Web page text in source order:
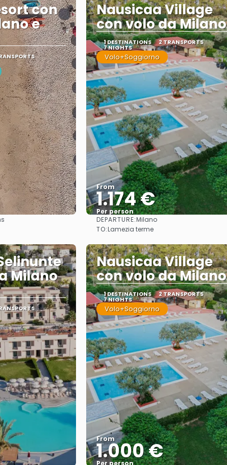
con
e
Nausicaa Village
con volo da Milano
1 DESTINATIONS 2 TRANSPORTS
7 NIGHTS
Volo+Soggiorno
From
1.174 €
Per person
DEPARTURE:Milano
TO:Lamezia terme
Milano
Nausicaa Village
con volo da Milano
1 DESTINATIONS 2 TRANSPORTS
7 NIGHTS
Volo+Soggiorno
From
1.000 €
Per person